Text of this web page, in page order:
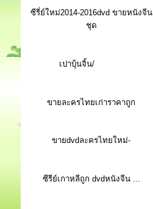
ซีรี่ย์ใหม่2014-2016dvd ขายหนังจีน
ชุด
เปาบุ้นจิ้น/
ขายละครไทยเก่าราคาถูก
ขายdvdละครไทยใหม่-
ซีรีย์เกาหลีถูก dvdหนังจีน ...